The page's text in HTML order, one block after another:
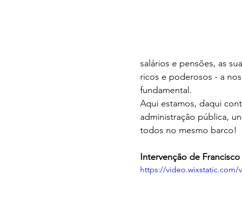
salários e pensões, as
ricos e poderosos - a
fundamental.
Aqui estamos, daqui
administração pública,
todos no mesmo barco!
Intervenção de
https://video.wixstatic.com/